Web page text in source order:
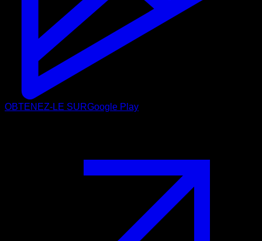
OBTENEZ-LE SURGoogle Play